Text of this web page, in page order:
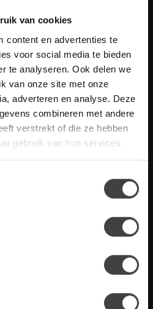
van cookies
content en advertenties te
voor social media te bieden
te analyseren. Ook delen we
van onze site met onze
adverteren en analyse. Deze
combineren met andere
verstrekt of die ze hebben
gebruik van hun services.
of jouw aankoop? Bekijk dan
staan antwoorden op veel
er niet tussen? Dan staat er
ons kunt opnemen.